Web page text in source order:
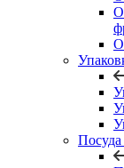
Посуда